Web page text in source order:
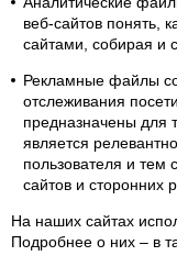
веб-сайтов понять,
сайтами, собирая
Рекламные файлы
отслеживания
предназначены для
является
пользователя и
сайтов и сторонних
На наших сайтах
Подробнее о них – в